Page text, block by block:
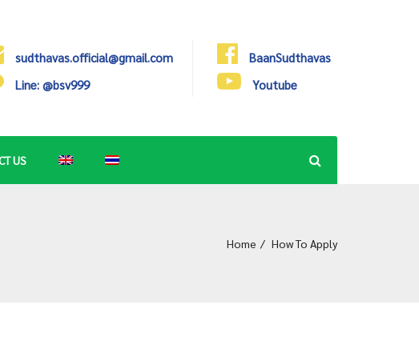
sudthavas.official@gmail.com
Line: @bsv999
BaanSudthavas
Youtube
US
Home How To Apply